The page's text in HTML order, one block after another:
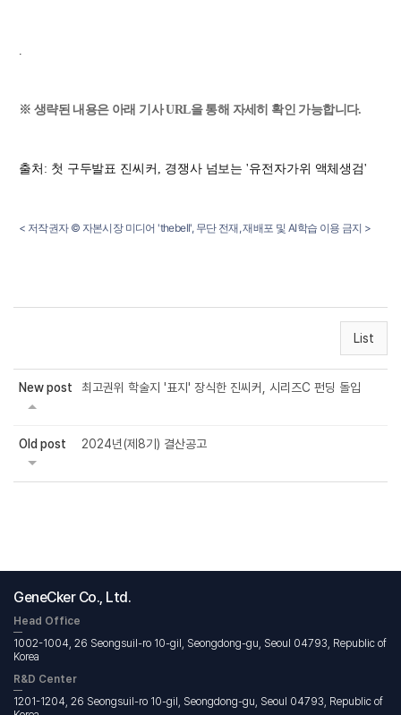
.
※ 생략된 내용은 아래 기사 URL을 통해 자세히 확인 가능합니다.
출처: 첫 구두발표 진씨커, 경쟁사 넘보는 '유전자가위 액체생검'
< 저작권자 © 자본시장 미디어 'thebell', 무단 전재, 재배포 및 AI학습 이용 금지 >
List
New post 최고권위 학술지 '표지' 장식한 진씨커, 시리즈C 펀딩 돌입
Old post 2024년(제8기) 결산공고
GeneCker Co., Ltd.
Head Office
1002-1004, 26 Seongsuil-ro 10-gil, Seongdong-gu, Seoul 04793, Republic of
Korea
R&D Center
1201-1204, 26 Seongsuil-ro 10-gil, Seongdong-gu, Seoul 04793, Republic of